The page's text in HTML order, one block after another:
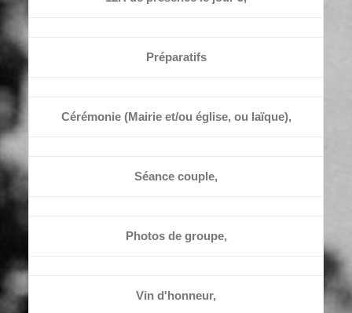
Préparatifs
Cérémonie (Mairie et/ou église, ou laïque),
Séance couple,
Photos de groupe,
Vin d'honneur,